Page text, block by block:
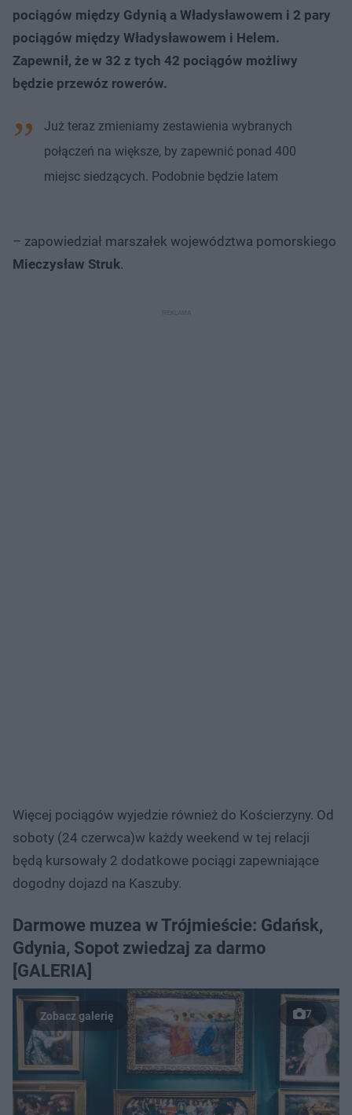
pociągów między Gdynią a Władysławowem i 2 pary
pociągów między Władysławowem i Helem.
Zapewnił, że w 32 z tych 42 pociągów możliwy
będzie przewóz rowerów.
Już teraz zmieniamy zestawienia wybranych
połączeń na większe, by zapewnić ponad 400
miejsc siedzących. Podobnie będzie latem
– zapowiedział marszałek województwa pomorskiego
Mieczysław Struk.
Więcej pociągów wyjedzie również do Kościerzyny. Od
soboty (24 czerwca)w każdy weekend w tej relacji
będą kursowały 2 dodatkowe pociągi zapewniające
dogodny dojazd na Kaszuby.
Darmowe muzea w Trójmieście: Gdańsk,
Gdynia, Sopot zwiedzaj za darmo
[GALERIA]
7